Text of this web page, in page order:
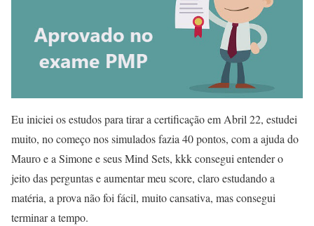
Eu iniciei os estudos para tirar a certificação em Abril 22, estudei
muito, no começo nos simulados fazia 40 pontos, com a ajuda do
Mauro e a Simone e seus Mind Sets, kkk consegui entender o
jeito das perguntas e aumentar meu score, claro estudando a
matéria, a prova não foi fácil, muito cansativa, mas consegui
terminar a tempo.